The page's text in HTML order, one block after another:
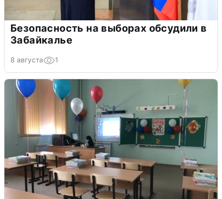
Безопасность на выборах обсудили в
Забайкалье
8 августа 1